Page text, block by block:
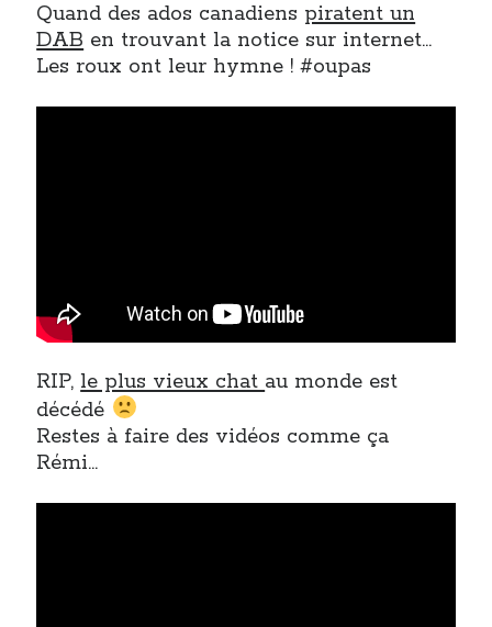
Quand des ados canadiens piratent un
DAB en trouvant la notice sur internet…
Les roux ont leur hymne ! #oupas
RIP,le plus vieux chat au monde est
décédé
Restes à faire des vidéos comme ça
Rémi…